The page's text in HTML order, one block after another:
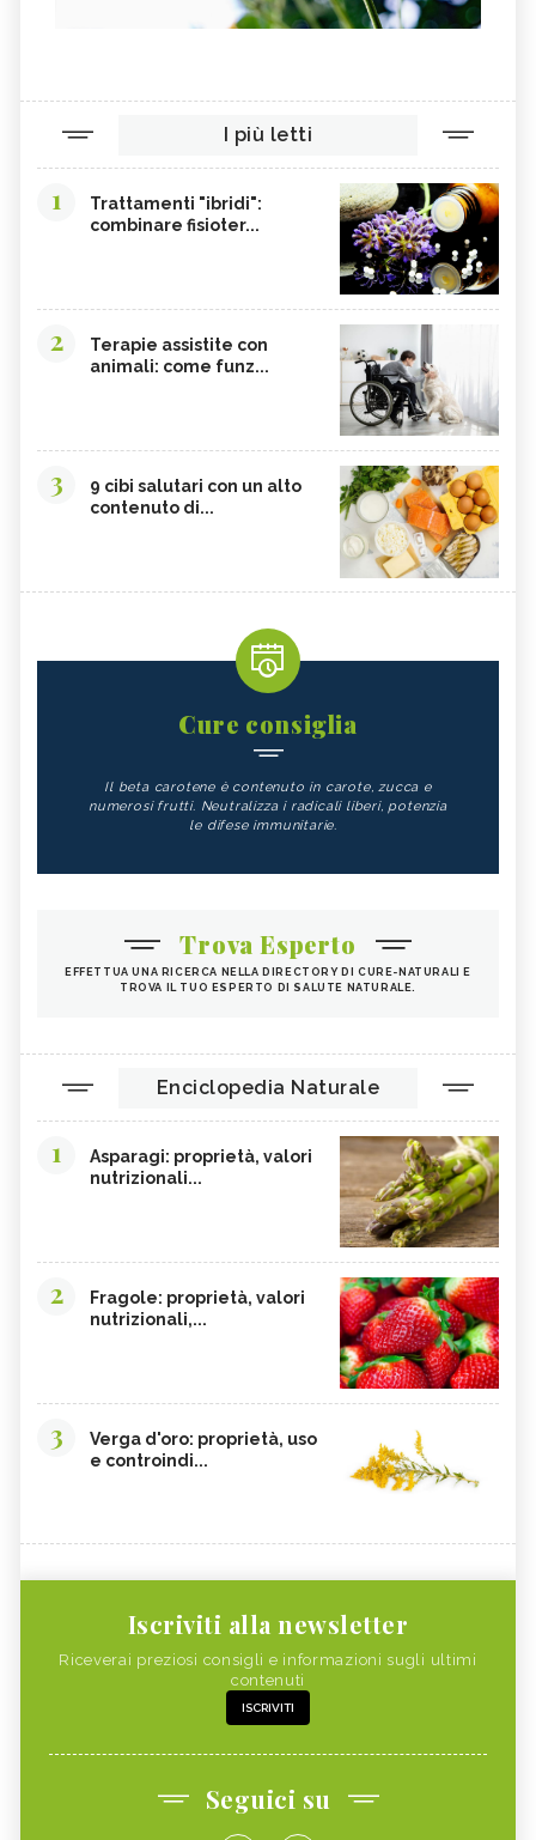
I più letti
1
Trattamenti "ibridi":
combinare fisioter...
2
Terapie assistite con
animali: come funz...
3
9 cibi salutari con un alto
contenuto di...
Cure consiglia
Il beta carotene è contenuto in carote, zucca e
numerosi frutti. Neutralizza i radicali liberi, potenzia
le difese immunitarie.
Trova Esperto
EFFETTUA UNA RICERCA NELLA DIRECTORY DI CURE-NATURALI E
TROVA IL TUO ESPERTO DI SALUTE NATURALE.
Enciclopedia Naturale
1
Asparagi: proprietà, valori
nutrizionali...
2
Fragole: proprietà, valori
nutrizionali,...
3
Verga d'oro: proprietà, uso
e controindi...
Iscriviti alla newsletter
Riceverai preziosi consigli e informazioni sugli ultimi
contenuti
ISCRIVITI
Seguici su